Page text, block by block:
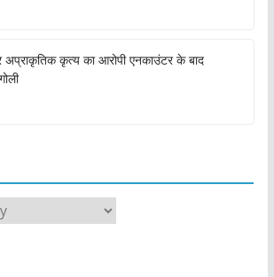
कृत्य का आरोपी एनकाउंटर के बाद